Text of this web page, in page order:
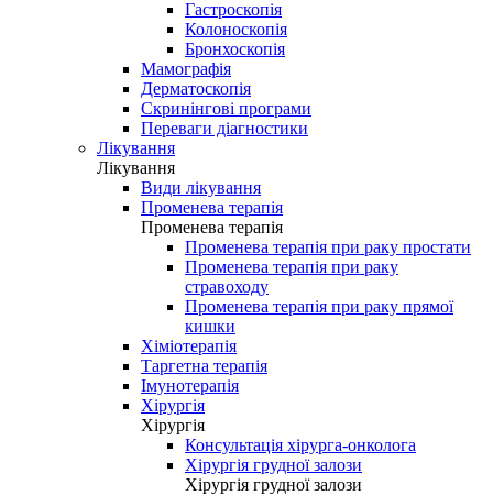
Гастроскопія
Колоноскопія
Бронхоскопія
Мамографія
Дерматоскопія
Скринінгові програми
Переваги діагностики
Лікування
Лікування
Види лікування
Променева терапія
Променева терапія
Променева терапія при раку простати
Променева терапія при раку
стравоходу
Променева терапія при раку прямої
кишки
Хіміотерапія
Таргетна терапія
Імунотерапія
Хірургія
Хірургія
Консультація хірурга-онколога
Хірургія грудної залози
Хірургія грудної залози